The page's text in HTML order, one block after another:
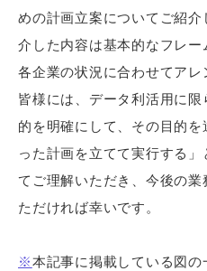
めの計画立案についてご紹
介した内容は基本的なフレ
各企業の状況に合わせてアレ
皆様には、データ利活用に
的を明確にして、その目的
った計画を立てて実行する
てご理解いただき、今後の
ただければ幸いです。
※本記事に掲載している図の